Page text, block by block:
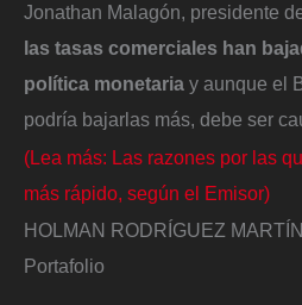
Jonathan Malagón, presidente
las tasas comerciales han
política monetaria y aunque el
podría bajarlas más, debe ser
(Lea más: Las razones por las
más rápido, según el Emisor)
HOLMAN RODRÍGUEZ
Portafolio